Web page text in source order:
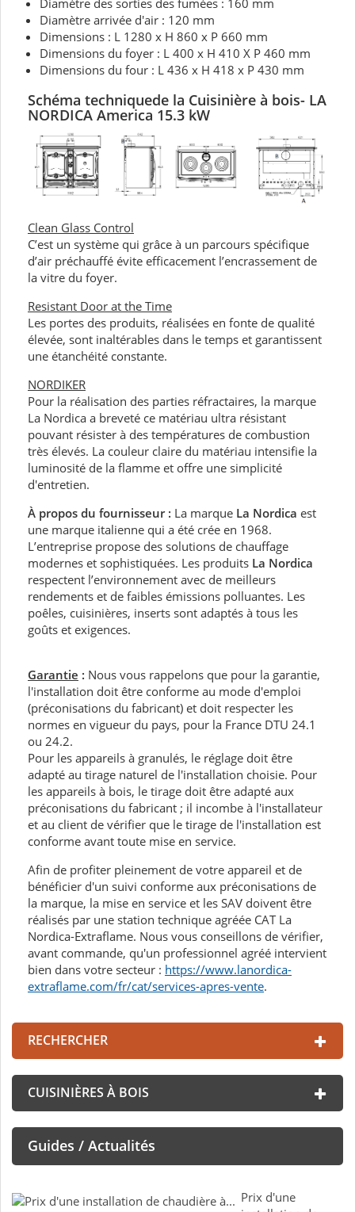
Diamètre des sorties des fumées : 160 mm
Diamètre arrivée d'air : 120 mm
Dimensions : L 1280 x H 860 x P 660 mm
Dimensions du foyer : L 400 x H 410 X P 460 mm
Dimensions du four : L 436 x H 418 x P 430 mm
Schéma techniquede la Cuisinière à bois- LA
NORDICA America 15.3 kW
Clean Glass Control
C’est un système qui grâce à un parcours spécifique
d’air préchauffé évite efficacement l’encrassement de
la vitre du foyer.
Resistant Door at the Time
Les portes des produits, réalisées en fonte de qualité
élevée, sont inaltérables dans le temps et garantissent
une étanchéité constante.
NORDIKER
Pour la réalisation des parties réfractaires, la marque
La Nordica a breveté ce matériau ultra résistant
pouvant résister à des températures de combustion
très élevés. La couleur claire du matériau intensifie la
luminosité de la flamme et offre une simplicité
d'entretien.
À propos du fournisseur : La marque La Nordica est
une marque italienne qui a été crée en 1968.
L’entreprise propose des solutions de chauffage
modernes et sophistiquées. Les produits La Nordica
respectent l’environnement avec de meilleurs
rendements et de faibles émissions polluantes. Les
poêles, cuisinières, inserts sont adaptés à tous les
goûts et exigences.
Garantie : Nous vous rappelons que pour la garantie,
l'installation doit être conforme au mode d'emploi
(préconisations du fabricant) et doit respecter les
normes en vigueur du pays, pour la France DTU 24.1
ou 24.2.
Pour les appareils à granulés, le réglage doit être
adapté au tirage naturel de l'installation choisie. Pour
les appareils à bois, le tirage doit être adapté aux
préconisations du fabricant ; il incombe à l'installateur
et au client de vérifier que le tirage de l'installation est
conforme avant toute mise en service.
Afin de profiter pleinement de votre appareil et de
bénéficier d'un suivi conforme aux préconisations de
la marque, la mise en service et les SAV doivent être
réalisés par une station technique agréée CAT La
Nordica-Extraflame. Nous vous conseillons de vérifier,
avant commande, qu'un professionnel agréé intervient
bien dans votre secteur : https://www.lanordica-
extraflame.com/fr/cat/services-apres-vente.
RECHERCHER
CUISINIÈRES À BOIS
Guides / Actualités
Prix d'une